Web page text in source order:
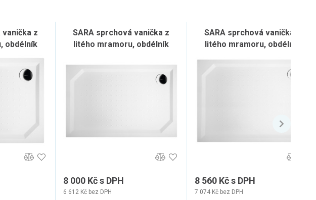
vanička z
obdélník
SARA sprchová vanička z
litého mramoru, obdélník
8 000 Kč s DPH
6 612 Kč bez DPH
SARA sprchová vanička z
litého mramoru, obdélník
8 560 Kč s DPH
7 074 Kč bez DPH